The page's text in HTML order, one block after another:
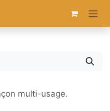
multi-usage.